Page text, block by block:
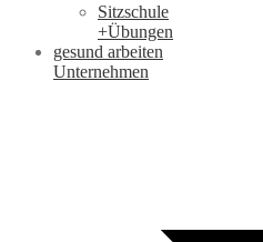
Sitzschule
+Übungen
gesund arbeiten
Unternehmen